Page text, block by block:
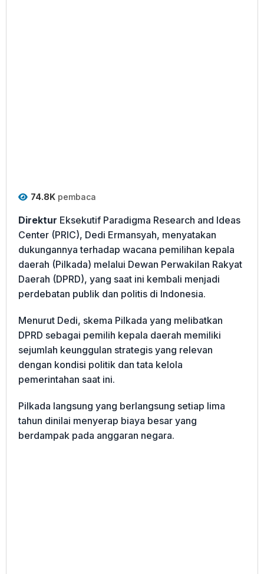
74.8K pembaca
Direktur Eksekutif Paradigma Research and Ideas
Center (PRIC), Dedi Ermansyah, menyatakan
dukungannya terhadap wacana pemilihan kepala
daerah (Pilkada) melalui Dewan Perwakilan Rakyat
Daerah (DPRD), yang saat ini kembali menjadi
perdebatan publik dan politis di Indonesia.
Menurut Dedi, skema Pilkada yang melibatkan
DPRD sebagai pemilih kepala daerah memiliki
sejumlah keunggulan strategis yang relevan
dengan kondisi politik dan tata kelola
pemerintahan saat ini.
Pilkada langsung yang berlangsung setiap lima
tahun dinilai menyerap biaya besar yang
berdampak pada anggaran negara.